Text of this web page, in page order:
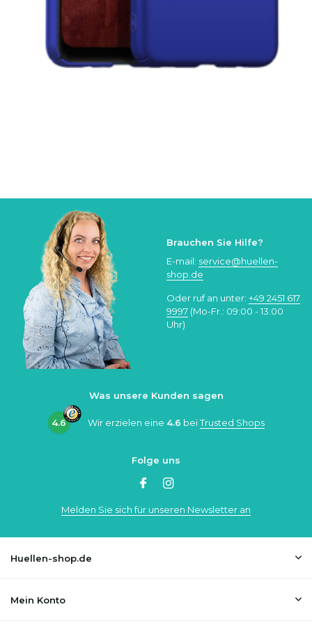
Brauchen Sie Hilfe?
E-mail: service@huellen-
shop.de
Oder ruf an unter: +49 2451 617
9997 (Mo-Fr.: 09:00 - 13:00
Uhr)
Was unsere Kunden sagen
4.6 Wir erzielen eine 4.6 beiTrusted Shops
Folge uns
Melden Sie sich für unseren Newsletter an
Huellen-shop.de
Mein Konto